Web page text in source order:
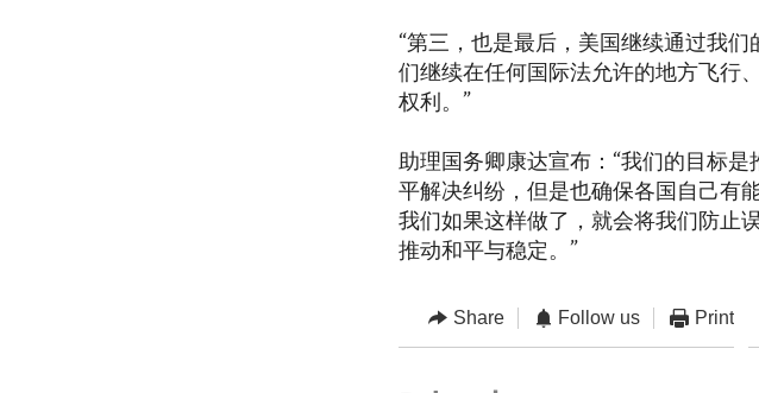
“第三，也是最后，美国继续通过我
们继续在任何国际法允许的地方飞行
权利。”
助理国务卿康达宣布：“我们的目标
平解决纠纷，但是也确保各国自己有
我们如果这样做了，就会将我们防止
推动和平与稳定。”
Share Follow us Print